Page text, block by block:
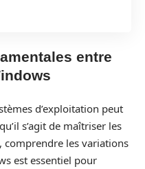
entre
d’exploitation peut
s’agit de maîtriser les
comprendre les variations
est essentiel pour